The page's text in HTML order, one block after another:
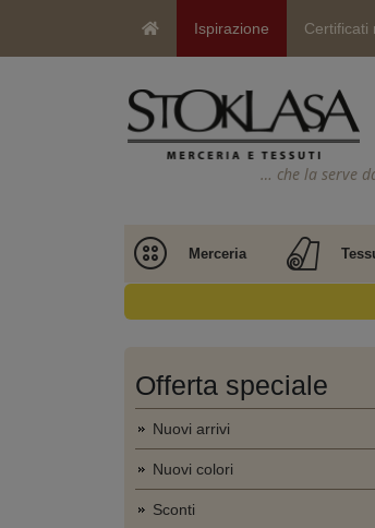
Ispirazione Certificati
… che la serve
Merceria
Offerta speciale
Nuovi arrivi
Nuovi colori
Sconti